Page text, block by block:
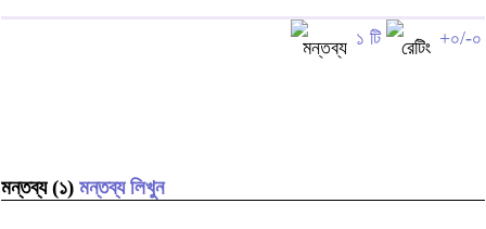
১ টি +০/-০
মন্তব্য (১) মন্তব্য লিখুন